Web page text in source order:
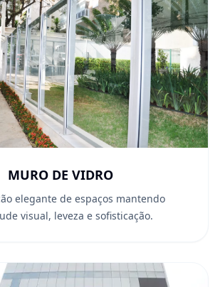
MURO DE VIDRO
elegante de espaços mantendo
visual, leveza e sofisticação.